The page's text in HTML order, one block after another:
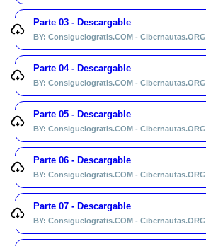
Parte 03 - Descargable
BY: Consiguelogratis.COM - Cibernautas.ORG
Parte 04 - Descargable
BY: Consiguelogratis.COM - Cibernautas.ORG
Parte 05 - Descargable
BY: Consiguelogratis.COM - Cibernautas.ORG
Parte 06 - Descargable
BY: Consiguelogratis.COM - Cibernautas.ORG
Parte 07 - Descargable
BY: Consiguelogratis.COM - Cibernautas.ORG